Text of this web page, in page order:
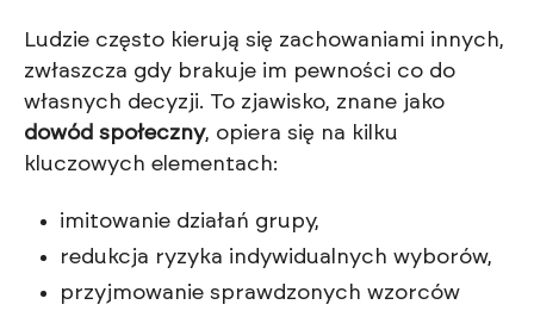
Ludzie często kierują się zachowaniami innych,
zwłaszcza gdy brakuje im pewności co do
własnych decyzji. To zjawisko, znane jako
dowód społeczny, opiera się na kilku
kluczowych elementach:
imitowanie działań grupy,
redukcja ryzyka indywidualnych wyborów,
przyjmowanie sprawdzonych wzorców